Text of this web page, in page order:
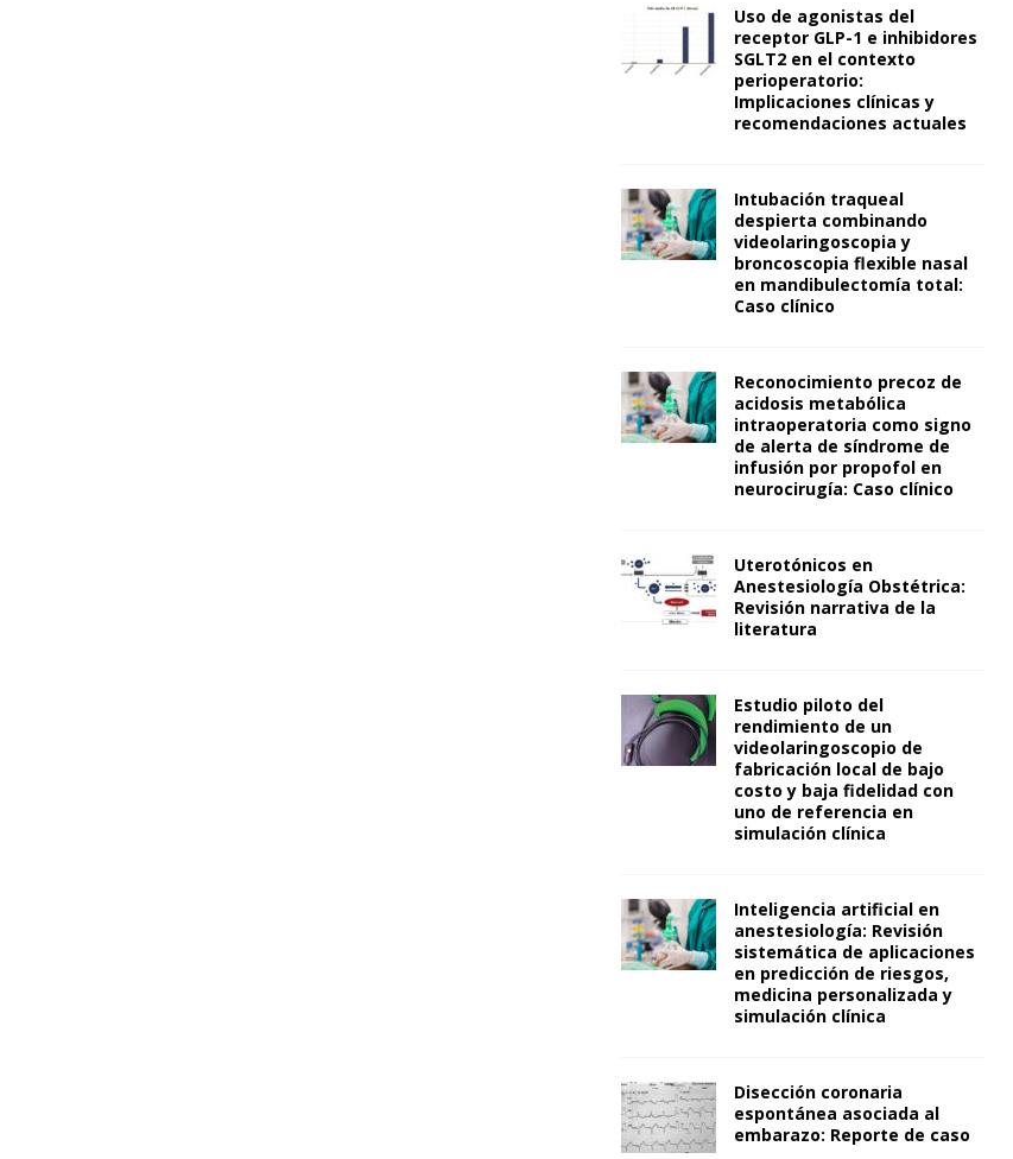
Uso de agonistas del
receptor GLP-1 e inhibidores
SGLT2 en el contexto
perioperatorio:
Implicaciones clínicas y
recomendaciones actuales
Intubación traqueal
despierta combinando
videolaringoscopia y
broncoscopia flexible nasal
en mandibulectomía total:
Caso clínico
Reconocimiento precoz de
acidosis metabólica
intraoperatoria como signo
de alerta de síndrome de
infusión por propofol en
neurocirugía: Caso clínico
Uterotónicos en
Anestesiología Obstétrica:
Revisión narrativa de la
literatura
Estudio piloto del
rendimiento de un
videolaringoscopio de
fabricación local de bajo
costo y baja fidelidad con
uno de referencia en
simulación clínica
Inteligencia artificial en
anestesiología: Revisión
sistemática de aplicaciones
en predicción de riesgos,
medicina personalizada y
simulación clínica
Disección coronaria
espontánea asociada al
embarazo: Reporte de caso